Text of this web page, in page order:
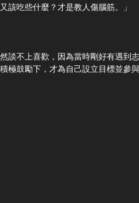
該吃些什麼？才是教人傷腦筋。」
談不上喜歡，因為當時剛好有遇到
極鼓勵下，才為自己設立目標並參